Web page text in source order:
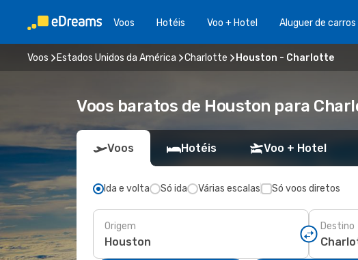
Voos Hotéis Voo + Hotel Aluguer de carros
Voos Estados Unidos da América Charlotte Houston - Charlotte
Voos baratos de Houston para
Voos Hotéis Voo + Hotel
Ida e volta Só ida Várias escalas Só voos diretos
Origem Destino